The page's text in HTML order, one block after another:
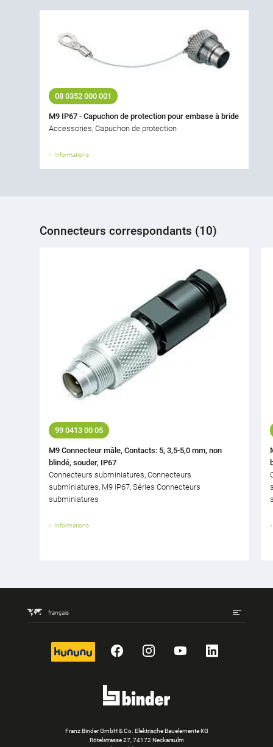
08 0352 000 001
M9 IP67 - Capuchon de protection pour embase à bride
Accessories, Capuchon de protection
Informations
Connecteurs correspondants (10)
99 0413 00 05
M9 Connecteur mâle, Contacts: 5, 3,5-5,0 mm, non
blindé, souder, IP67
Connecteurs subminiatures, Connecteurs
subminiatures, M9 IP67, Séries Connecteurs
subminiatures
Informations
français
kununu FacebookInstagram
YouTubeLinkedIn
Franz Binder GmbH & Co. Elektrische Bauelemente KG
Rötelstrasse 27, 74172 Neckarsulm